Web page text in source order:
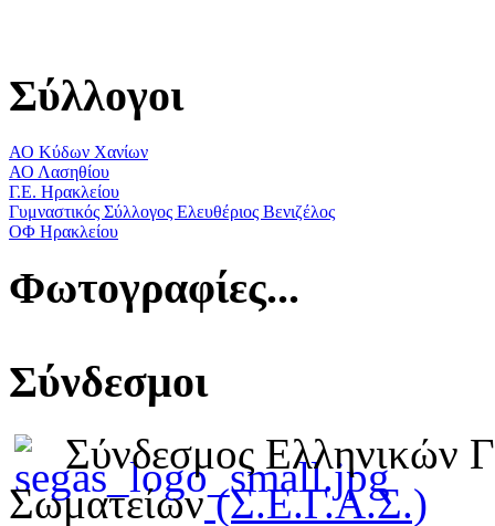
Σύλλογοι
ΑΟ Κύδων Χανίων
ΑΟ Λασηθίου
Γ.Ε. Ηρακλείου
Γυμναστικός Σύλλογος Ελευθέριος Βενιζέλος
ΟΦ Ηρακλείου
Φωτογραφίες...
Σύνδεσμοι
Σύνδεσμος Ελληνικών
Σωματείων (Σ.Ε.Γ.Α.Σ.)